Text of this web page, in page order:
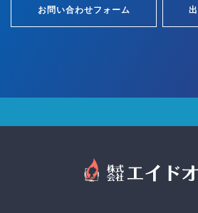
お問い合わせフォーム